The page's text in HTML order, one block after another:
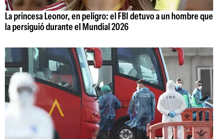
La princesa Leonor, en peligro: el FBI detuvo a un hombre que
la persiguió durante el Mundial 2026